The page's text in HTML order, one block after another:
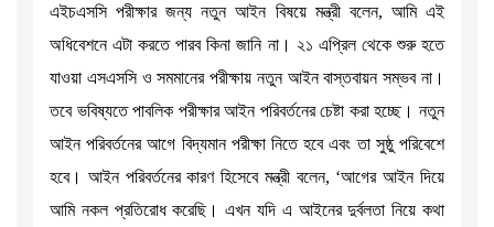
এইচএসসি পরীক্ষার জন্য নতুন আইন বিষয়ে মন্ত্রী বলেন, আমি এই
অধিবেশনে এটা করতে পারব কিনা জানি না। ২১ এপ্রিল থেকে শুরু হতে
যাওয়া এসএসসি ও সমমানের পরীক্ষায় নতুন আইন বাস্তবায়ন সম্ভব না।
তবে ভবিষ্যতে পাবলিক পরীক্ষার আইন পরিবর্তনের চেষ্টা করা হচ্ছে। নতুন
আইন পরিবর্তনের আগে বিদ্যমান পরীক্ষা নিতে হবে এবং তা সুষ্ঠু পরিবেশে
হবে। আইন পরিবর্তনের কারণ হিসেবে মন্ত্রী বলেন, ‘আগের আইন দিয়ে
আমি নকল প্রতিরোধ করেছি। এখন যদি এ আইনের দুর্বলতা নিয়ে কথা